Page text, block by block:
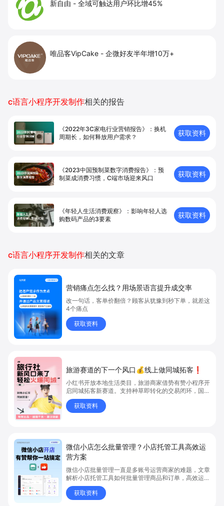
新自由 - 全域可触达用户环比增45%
唯品客VipCake - 企微好友半年增10万+
c语言小程序开发制作相关的报告
《2022年3C家电行业营销报告》：换机
周期长，如何释放用户需求？
获取资料
《2023中国预制菜数字消费报告》：预
制菜成消费习惯，C端市场迎来风口
获取资料
《年轻人生活消费观察》：影响年轻人选
购数码产品的3要素
获取资料
c语言小程序开发制作相关的文章
营销痛点怎么找？用场景语言提升成交率
改一句话，客单价翻倍？顾客从犹豫到秒下单，就差这
4个痛点
获取资料
旅游赛道的下一个风口💰线上做同城拓客❗
小红书开放本地生活类目，旅游商家借势有赞小程序开
启同城拓客新赛道。支持种草即转化的交易闭环，国内
外业务多语言多币种运营，覆盖团购、到店到家全场景
服务。通过有赞系统打通小红书、抖音等多平台，统一
管理订单与数据。结合笔记团购引流、优惠促销、会员
获取资料
微信小店怎么批量管理？小店托管工具高效运
营方案
微信小店批量管理一直是多账号运营商家的难题，文章
解析小店托管工具如何批量管理商品和订单，高效运营
多账号微信小店。通过智能同步、AI运营托管和丰富营
销玩法，全面提升门店管理效率。点击了解微信小店批
量管理、高效托管的实用方案！
获取资料